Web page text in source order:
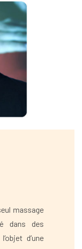
massage
dans des
d’une